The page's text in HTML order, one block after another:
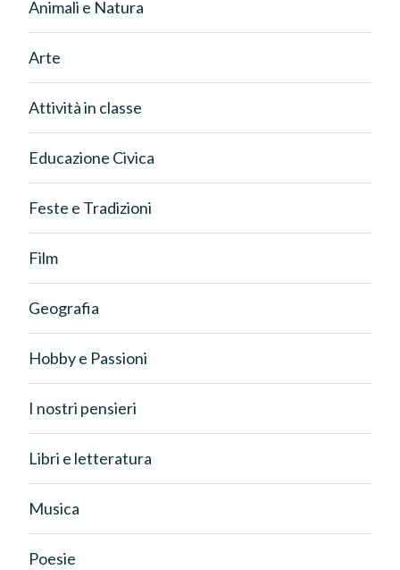
Animali e Natura
Arte
Attività in classe
Educazione Civica
Feste e Tradizioni
Film
Geografia
Hobby e Passioni
I nostri pensieri
Libri e letteratura
Musica
Poesie